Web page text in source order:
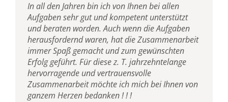
In all den Jahren bin ich von Ihnen bei allen
Aufgaben sehr gut und kompetent unterstützt
und beraten worden. Auch wenn die Aufgaben
herausfordernd waren, hat die Zusammenarbeit
immer Spaß gemacht und zum gewünschten
Erfolg geführt. Für diese z. T. jahrzehntelange
hervorragende und vertrauensvolle
Zusammenarbeit möchte ich mich bei Ihnen von
ganzem Herzen bedanken ! ! !
Besonderer Wert wurde darauf gelegt, dass die
Kommunikationstechnik die Produktivität
überdurchschnittlich erhöhen sollte. Nicht zuletzt
ging es um eine nahtlose Integration der mobilen
Kommunikation in das IP-Telefonie-System. Es
musste eine Infrastruktur geschaffen werden, die
die Zusammenarbeit und den
Informationsaustausch optimal unterstützt.